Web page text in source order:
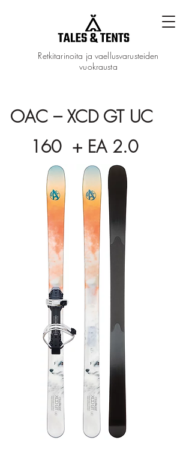
Retkitarinoita ja vaellusvarusteiden
vuokrausta
OAC – XCD GT UC
160 + EA 2.0